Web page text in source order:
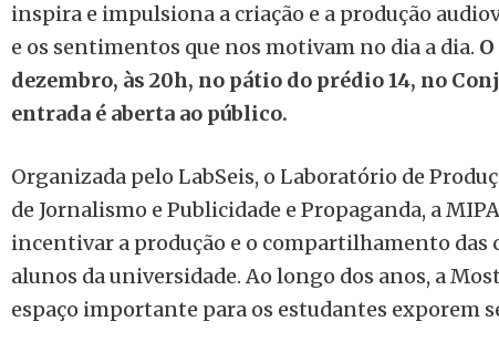
inspira e impulsiona a criação e a produção
e os sentimentos que nos motivam no dia a dia.
dezembro, às 20h, no pátio do prédio 14, no
entrada é aberta ao público.
Organizada pelo LabSeis, o Laboratório de
de Jornalismo e Publicidade e Propaganda, a
incentivar a produção e o compartilhamento das
alunos da universidade. Ao longo dos anos, a
espaço importante para os estudantes exporem